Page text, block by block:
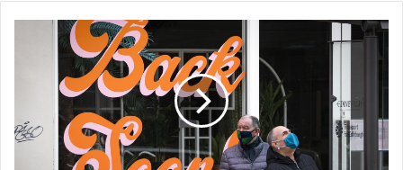
اسكتلندا
تخفف
المفروضة
على
التجمعات
الخارجية